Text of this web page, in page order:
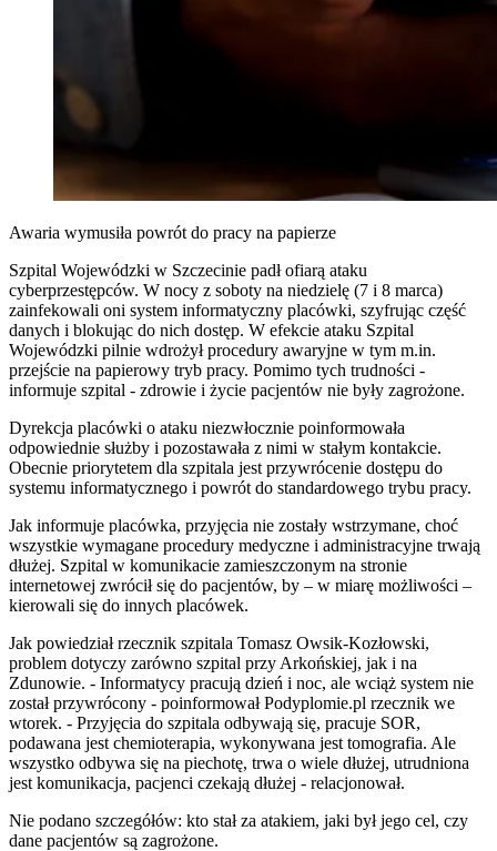
Awaria wymusiła powrót do pracy na papierze
Szpital Wojewódzki w Szczecinie padł ofiarą ataku
cyberprzestępców. W nocy z soboty na niedzielę (7 i 8 marca)
zainfekowali oni system informatyczny placówki, szyfrując część
danych i blokując do nich dostęp. W efekcie ataku Szpital
Wojewódzki pilnie wdrożył procedury awaryjne w tym m.in.
przejście na papierowy tryb pracy. Pomimo tych trudności -
informuje szpital - zdrowie i życie pacjentów nie były zagrożone.
Dyrekcja placówki o ataku niezwłocznie poinformowała
odpowiednie służby i pozostawała z nimi w stałym kontakcie.
Obecnie priorytetem dla szpitala jest przywrócenie dostępu do
systemu informatycznego i powrót do standardowego trybu pracy.
Jak informuje placówka, przyjęcia nie zostały wstrzymane, choć
wszystkie wymagane procedury medyczne i administracyjne trwają
dłużej. Szpital w komunikacie zamieszczonym na stronie
internetowej zwrócił się do pacjentów, by – w miarę możliwości –
kierowali się do innych placówek.
Jak powiedział rzecznik szpitala Tomasz Owsik-Kozłowski,
problem dotyczy zarówno szpital przy Arkońskiej, jak i na
Zdunowie. - Informatycy pracują dzień i noc, ale wciąż system nie
został przywrócony - poinformował Podyplomie.pl rzecznik we
wtorek. - Przyjęcia do szpitala odbywają się, pracuje SOR,
podawana jest chemioterapia, wykonywana jest tomografia. Ale
wszystko odbywa się na piechotę, trwa o wiele dłużej, utrudniona
jest komunikacja, pacjenci czekają dłużej - relacjonował.
Nie podano szczegółów: kto stał za atakiem, jaki był jego cel, czy
dane pacjentów są zagrożone.